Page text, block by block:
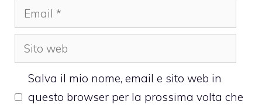
Email
Sito
web
Salva il mio nome, email e sito web in
questo browser per la prossima volta che